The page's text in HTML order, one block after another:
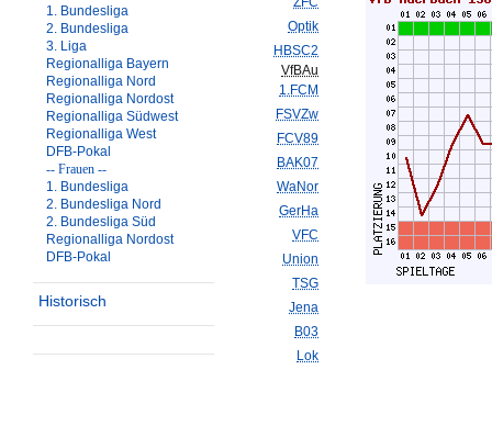
1. Bundesliga
2. Bundesliga
3. Liga
Regionalliga Bayern
Regionalliga Nord
Regionalliga Nordost
Regionalliga Südwest
Regionalliga West
DFB-Pokal
-- Frauen --
1. Bundesliga
2. Bundesliga Nord
2. Bundesliga Süd
Regionalliga Nordost
DFB-Pokal
Historisch
Optik
HBSC2
VfBAu
1.FCM
FSVZw
FCV89
BAK07
WaNor
GerHa
VFC
Union
TSG
Jena
B03
Lok